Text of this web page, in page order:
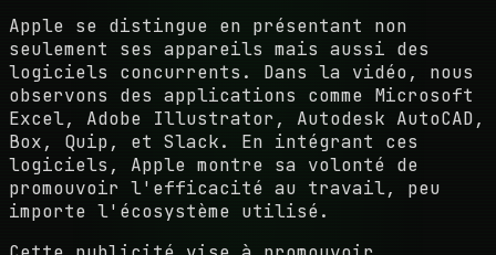
Apple se distingue en présentant non
seulement ses appareils mais aussi des
logiciels concurrents. Dans la vidéo, nous
observons des applications comme Microsoft
Excel, Adobe Illustrator , Autodesk AutoCAD,
Box, Quip, et Slack. En intégrant ces
logiciels, Apple montre sa volonté de
promouvoir l'efficacité au travail, peu
importe l'écosystème utilisé.